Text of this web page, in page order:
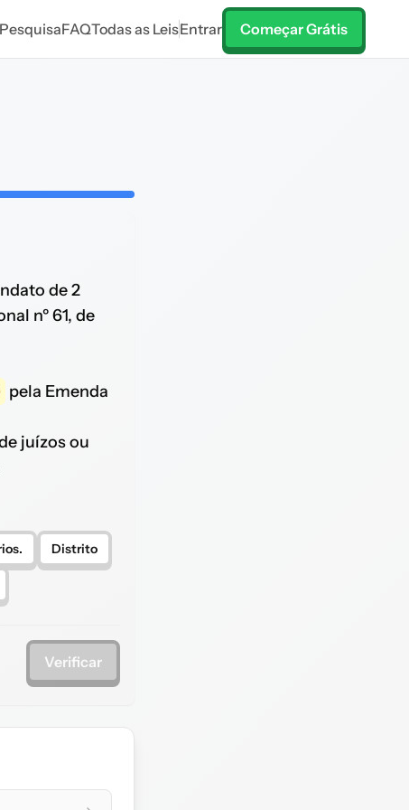
PesquisaFAQTodas as LeisEntrar Começar Grátis
de 2
nº 61, de
pela Emenda
juízos ou
Distrito
Verificar